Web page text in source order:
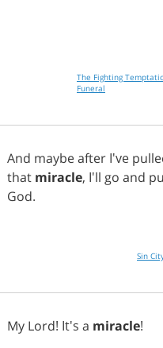
The Fighting
Funeral
And maybeafter I've
that miracle, I'll go and
God.
Sin
My Lord! It's a miracle!